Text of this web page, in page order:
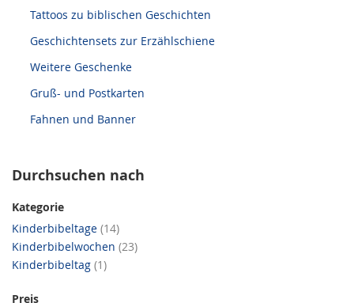
Tattoos zu biblischen Geschichten
Geschichtensets zur Erzählschiene
Weitere Geschenke
Gruß- und Postkarten
Fahnen und Banner
Durchsuchen nach
Kategorie
Kinderbibeltage 14Artikel
Kinderbibelwochen 23Artikel
Kinderbibeltag 1Artikel
Preis